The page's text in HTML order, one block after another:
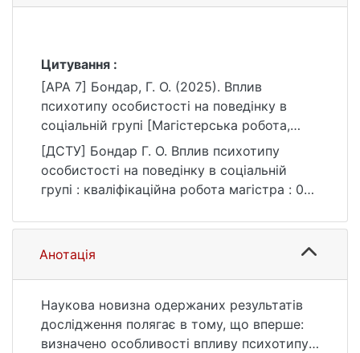
Цитування :
[APA 7] Бондар, Г. О. (2025). Вплив
психотипу особистості на поведінку в
соціальній групі [Магістерська робота,
Київський національний університет імені
Тараса Шевченка]. eKNUTSHIR.
https://ir.library.knu.ua/handle/15071834/1004
6
[ДСТУ] Бондар Г. О. Вплив психотипу
особистості на поведінку в соціальній
групі : кваліфікаційна робота магістра : 05
О. Д. Павлюк. Київ, 2025. 130 с. URL:
https://ir.library.knu.ua/handle/15071834/1004
6 (дата звернення: 25.07.2026).
Анотація
Наукова новизна одержаних результатів
дослідження полягає в тому, що вперше:
визначено особливості впливу психотипу